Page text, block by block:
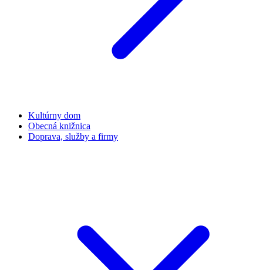
Kultúrny dom
Obecná knižnica
Doprava, služby a firmy